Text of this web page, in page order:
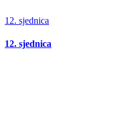
12. sjednica
12. sjednica